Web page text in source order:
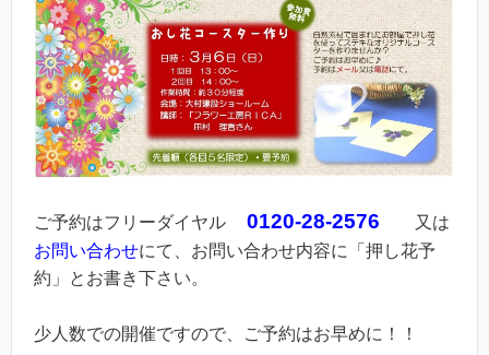
ご予約はフリーダイヤル 0120-28-2576 又は
お問い合わせにて、お問い合わせ内容に「押し花予
約」とお書き下さい。
少人数での開催ですので、ご予約はお早めに！！